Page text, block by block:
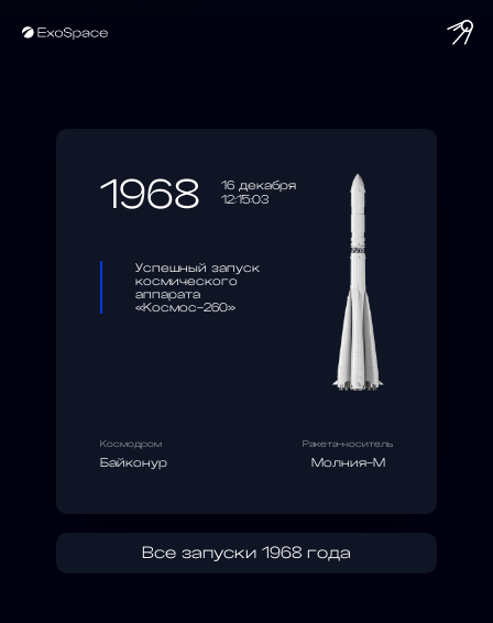
1968
16 декабря
12:15:03
Успешный запуск
космического
аппарата
«Космос-260»
Космодром
Байконур
Ракета-носитель
Молния-М
Все запуски 1968 года